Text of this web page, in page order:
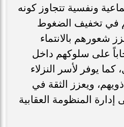
ونفسية تتجاوز كونه
في تخفيف الضغوط
شعورهم بالانتماء
على سلوكهم داخل
كما يوفر لأسر النزلاء
ويعزز الثقة في
إدارة المنظومة العقابية